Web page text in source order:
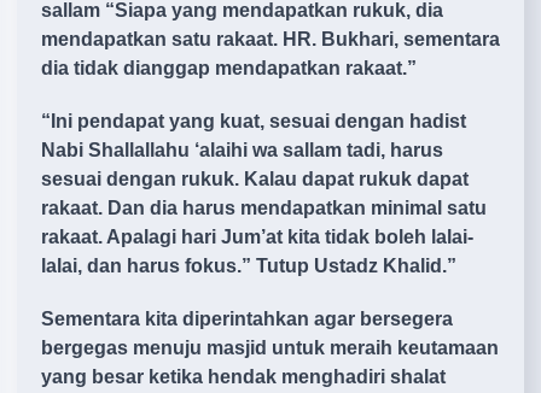
sallam “Siapa yang mendapatkan rukuk, dia
mendapatkan satu rakaat. HR. Bukhari, sementara
dia tidak dianggap mendapatkan rakaat.”
“Ini pendapat yang kuat, sesuai dengan hadist
Nabi Shallallahu ‘alaihi wa sallam tadi, harus
sesuai dengan rukuk. Kalau dapat rukuk dapat
rakaat. Dan dia harus mendapatkan minimal satu
rakaat. Apalagi hari Jum’at kita tidak boleh lalai-
lalai, dan harus fokus.” Tutup Ustadz Khalid.”
Sementara kita diperintahkan agar bersegera
bergegas menuju masjid untuk meraih keutamaan
yang besar ketika hendak menghadiri shalat